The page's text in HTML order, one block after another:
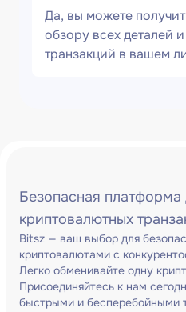
Да, вы можете
обзору всех деталей
транзакций в вашем
Безопасная
криптовалютных
Bitsz — ваш выбор для
криптовалютами с
Легко обменивайте одну
Присоединяйтесь к нам
быстрыми и бесперебойными